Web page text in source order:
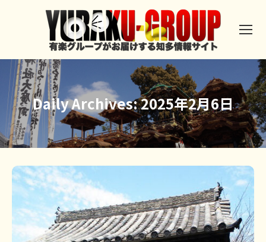
Daily Archives:2025年2月6日